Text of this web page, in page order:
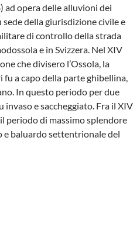
ad opera delle alluvioni dei
della giurisdizione civile e
di controllo della strada
e in Svizzera. Nel XIV
che divisero l’Ossola, la
fu a capo della parte ghibellina,
In questo periodo per due
e saccheggiato. Fra il XIV
periodo di massimo splendore
e baluardo settentrionale del